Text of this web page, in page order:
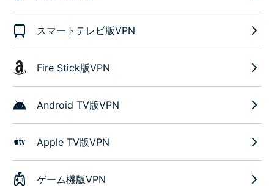
スマートテレビ版VPN
Fire Stick版VPN
Android TV版VPN
Apple TV版VPN
ゲーム機版VPN